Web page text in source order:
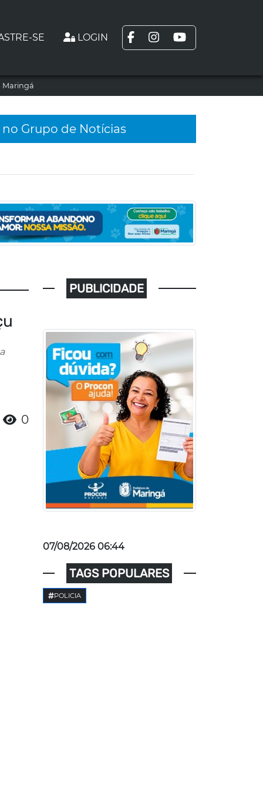
SE LOGIN
Maringá
Grupo de Notícias
0
PUBLICIDADE
07/08/2026 06:44
TAGS POPULARES
POLICIA